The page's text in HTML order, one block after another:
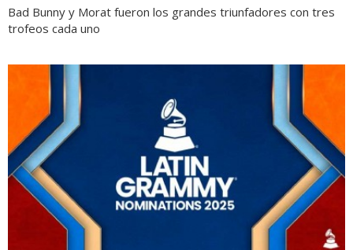
Bad Bunny y Morat fueron los grandes triunfadores con tres
trofeos cada uno